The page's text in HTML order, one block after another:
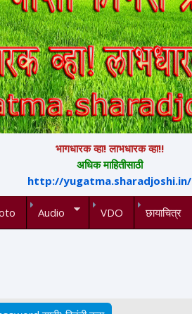
भागधारक व्हा! लाभधारक व्हा!!
अधिक माहितीसाठी
http://yugatma.sharadjoshi.in/
Audio VDO छायाचित्र